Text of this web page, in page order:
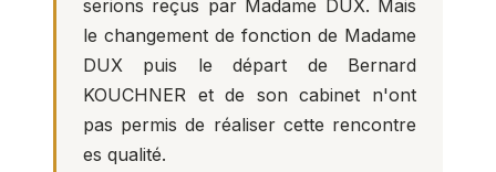
serions reçus par Madame DUX. Mais
le changement de fonction de Madame
DUX puis le départ de Bernard
KOUCHNER et de son cabinet n'ont
pas permis de réaliser cette rencontre
es qualité.